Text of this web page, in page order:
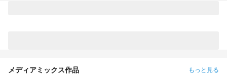
メディアミックス作品 もっと見る